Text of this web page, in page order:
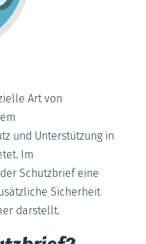
Art von
und Unterstützung in
Im
Schutzbrief eine
Sicherheit
darstellt.